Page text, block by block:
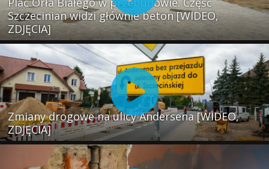
Szczecinian widzi głównie beton [WIDEO,
ZDJĘCIA]
Zmiany drogowe na ulicy Andersena [WIDEO,
ZDJĘCIA]